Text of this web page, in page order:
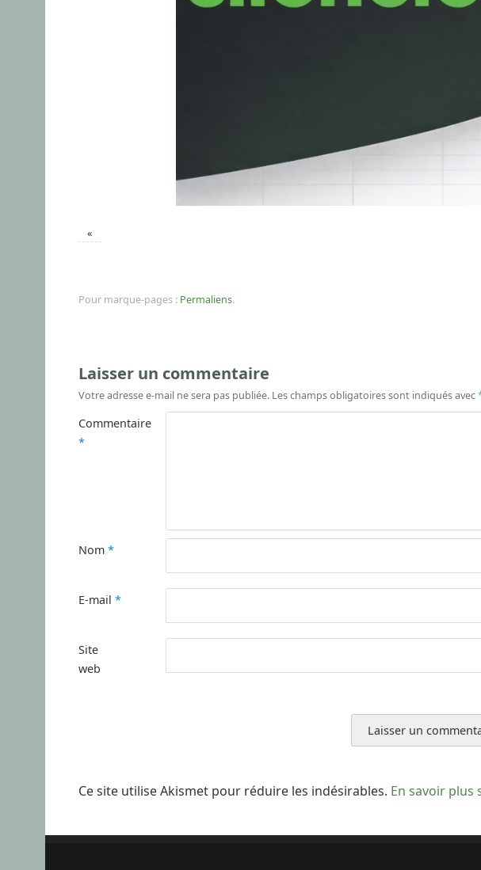
«
Pour marque-pages : Permaliens.
Laisser un commentaire
Votre adresse e-mail ne sera pas publiée. Les champs obligatoires sont indiqués avec
Commentaire
*
Nom *
E-mail *
Site
web
Ce site utilise Akismet pour réduire les indésirables. En savoir plus